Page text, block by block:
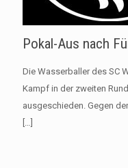
Pokal-Aus nach
Die Wasserballer des SC
Kampf in der zweiten
ausgeschieden. Gegen
[…]